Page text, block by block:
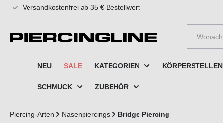
springen Zur Hauptnavigation springen
Versandkostenfrei ab 35 € Bestellwert
NEU SALE KATEGORIEN KÖRPERSTELLEN
SCHMUCK ZUBEHÖR
Piercing-Arten Nasenpiercings Bridge Piercing